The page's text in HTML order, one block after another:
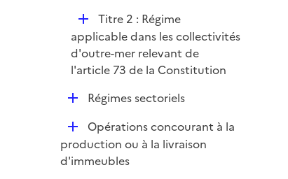
D
é
p
l
e
r
Titre 2 : Régime
applicable dans les collectivités
d'outre-mer relevant de
l'article 73 de la Constitution
D
l
i
Régimes sectoriels
D
é
p
Opérations concourant à la
production ou à la livraison
d'immeubles